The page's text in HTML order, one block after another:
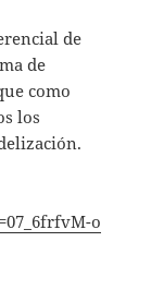
de
de
como
los
o